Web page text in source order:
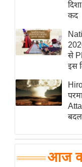
मिसाल
शख्सियत
यंग इंडिया
साहित्य
ऑटो वर्ल्ड
न्यूज ब्रीफ
बॉलीवुड
हॉलीवुड
कद
से
इस
आज